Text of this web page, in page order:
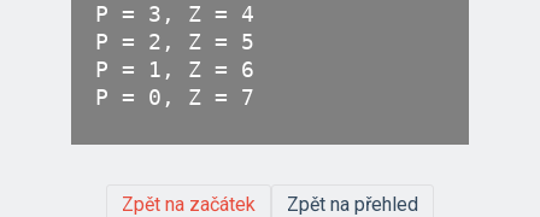
P = 3, Z = 4
P = 2, Z = 5
P = 1, Z = 6
Zpět na začátek Zpět na přehled